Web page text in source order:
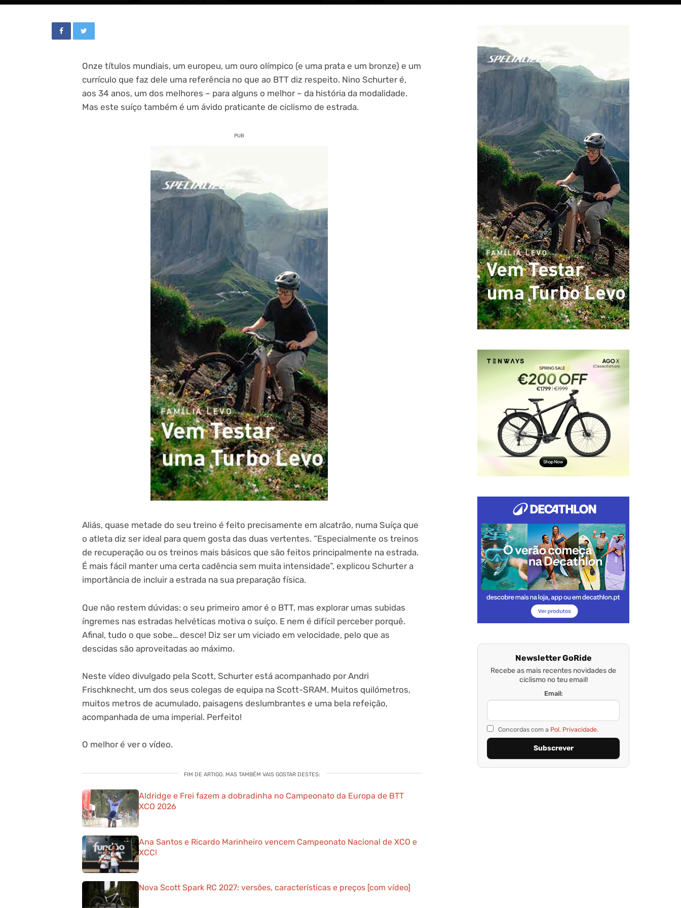
Onze títulos mundiais, um europeu, um ouro olímpico (e uma prata e um bronze) e um
currículo que faz dele uma referência no que ao BTT diz respeito. Nino Schurter é,
aos 34 anos, um dos melhores – para alguns o melhor – da história da modalidade.
Mas este suíço também é um ávido praticante de ciclismo de estrada.
PUB
Aliás, quase metade do seu treino é feito precisamente em alcatrão, numa Suíça que
o atleta diz ser ideal para quem gosta das duas vertentes. “Especialmente os treinos
de recuperação ou os treinos mais básicos que são feitos principalmente na estrada.
É mais fácil manter uma certa cadência sem muita intensidade”, explicou Schurter a
importância de incluir a estrada na sua preparação física.
Que não restem dúvidas: o seu primeiro amor é o BTT, mas explorar umas subidas
íngremes nas estradas helvéticas motiva o suíço. E nem é difícil perceber porquê.
Afinal, tudo o que sobe… desce! Diz ser um viciado em velocidade, pelo que as
descidas são aproveitadas ao máximo.
Neste vídeo divulgado pela Scott, Schurter está acompanhado por Andri
Frischknecht, um dos seus colegas de equipa na Scott-SRAM. Muitos quilómetros,
muitos metros de acumulado, paisagens deslumbrantes e uma bela refeição,
acompanhada de uma imperial. Perfeito!
O melhor é ver o vídeo.
FIM DE ARTIGO. MAS TAMBÉM VAIS GOSTAR DESTES:
Aldridge e Frei fazem a dobradinha no Campeonato da Europa de BTT
XCO 2026
Ana Santos e Ricardo Marinheiro vencem Campeonato Nacional de XCO e
XCC!
Nova Scott Spark RC 2027: versões, características e preços [com vídeo]
Newsletter GoRide
Recebe as mais recentes novidades de
ciclismo no teu email!
Email:
Concordas com a Pol. Privacidade.